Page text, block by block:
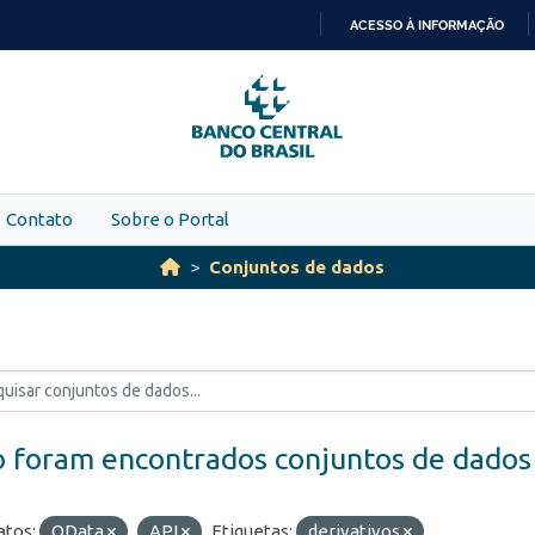
PARA
O
CONTEÚDO
ACESSO À INFORMAÇÃO
Contato Sobre o Portal
Conjuntos de dados
foram encontrados conjuntos de dados
OData API Etiquetas: derivativos